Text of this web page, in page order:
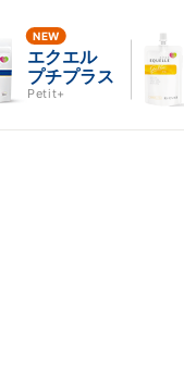
エクエル
プチプラス
Petit+